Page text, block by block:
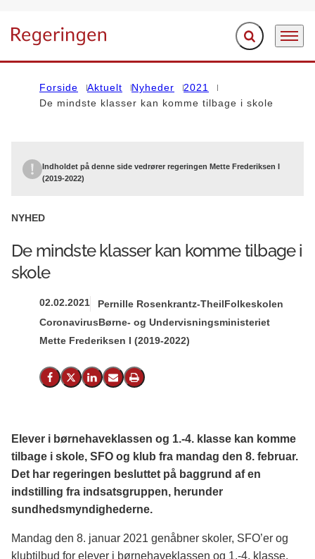
Gå til forsiden Fold søgefelt ud
Menu
Forside Aktuelt Nyheder
2021
De mindste klasser kan komme tilbage i skole
Indholdet på denne side vedrører regeringen Mette Frederiksen I
(2019-2022)
NYHED
De mindste klasser kan komme tilbage i
skole
02.02.2021 Pernille Rosenkrantz-TheilFolkeskolen
CoronavirusBørne- og Undervisningsministeriet
Mette Frederiksen I (2019-2022)
Del på Facebook
Del på X (Twitter)
Del på LinkedIn
Send email
Print
Elever i børnehaveklassen og 1.-4. klasse kan komme
tilbage i skole, SFO og klub fra mandag den 8. februar.
Det har regeringen besluttet på baggrund af en
indstilling fra indsatsgruppen, herunder
sundhedsmyndighederne.
Mandag den 8. januar 2021 genåbner skoler, SFO’er og
klubtilbud for elever i børnehaveklassen og 1.-4. klasse.